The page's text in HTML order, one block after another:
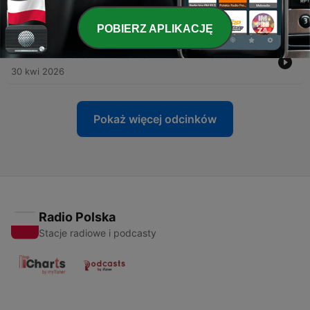
Statusdruck und Body Aging
14 maj 2026
17 - Grenzen setzen – bis hierhin und nicht weiter
30 kwi 2026
Pokaż więcej odcinków
Radio Polska
Stacje radiowe i podcasty
POBIERZ APLIKACJĘ